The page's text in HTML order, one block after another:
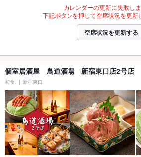
カレンダーの更新に失敗しま
下記ボタンを押して空席状況を更新
空席状況を更新する
個室居酒屋 鳥道酒場 新宿東口店2号店
和食 新宿東口